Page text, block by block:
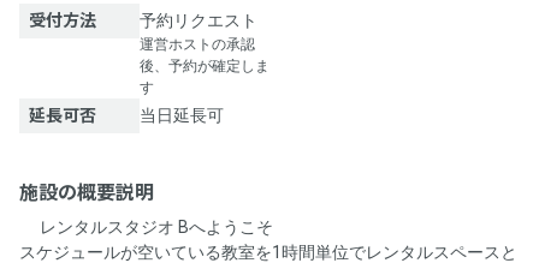
受付方法
予約リクエスト
運営ホストの承認
後、予約が確定しま
す
延長可否 当日延長可
施設の概要説明
🌟レンタルスタジオ Bへようこそ🌟
スケジュールが空いている教室を1時間単位でレンタルスペースと